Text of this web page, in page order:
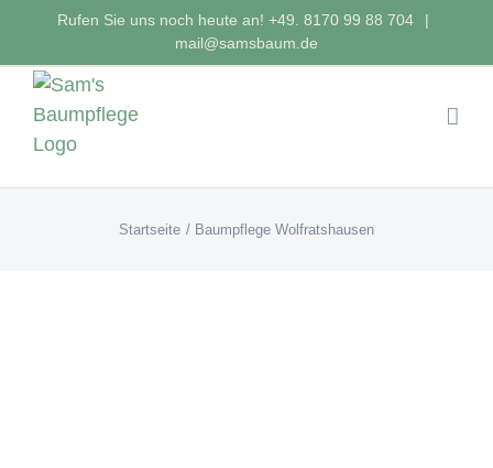
springen
Rufen Sie uns noch heute an! +49. 8170 99 88 704
|
mail@samsbaum.de
Startseite Baumpflege Wolfratshausen